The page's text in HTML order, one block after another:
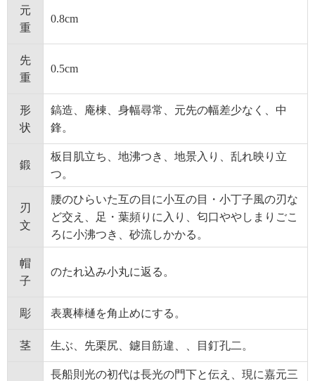
元
重
0.8cm
先
重
0.5cm
形
状
鎬造、庵棟、身幅尋常、元先の幅差少なく、中
鋒。
鍛
板目肌立ち、地沸つき、地景入り、乱れ映り立
つ。
刃
文
腰のひらいた互の目に小互の目・小丁子風の刃な
ど交え、足・葉頻りに入り、匂口ややしまりごこ
ろに小沸つき、砂流しかかる。
帽
子
のたれ込み小丸に返る。
彫 表裏棒樋を角止めにする。
茎 生ぶ、先栗尻、鑢目筋違、、目釘孔二。
長船則光の初代は長光の門下と伝え、現に嘉元三